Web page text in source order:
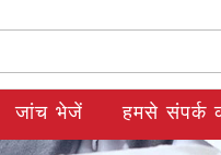
जांच भेजें हमसे संपर्क